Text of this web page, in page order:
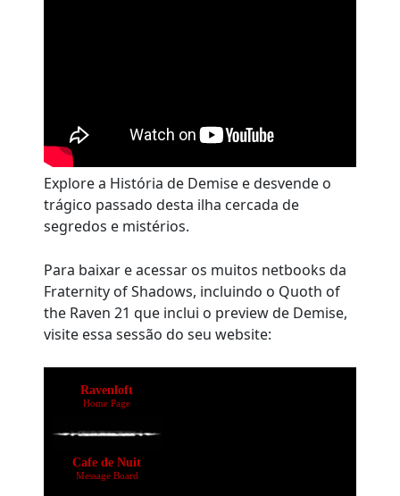
Explore a História de Demise e desvende o
trágico passado desta ilha cercada de
segredos e mistérios.
Para baixar e acessar os muitos netbooks da
Fraternity of Shadows, incluindo o Quoth of
the Raven 21 que inclui o preview de Demise,
visite essa sessão do seu website: